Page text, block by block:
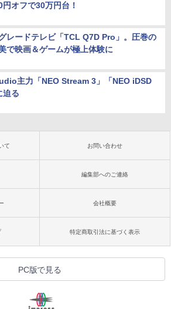
円オフで30万円台！
レードテレビ「TCL Q7D Pro」。圧巻の
で映画＆ゲームが極上体験に
主力「NEO Stream 3」「NEO iDSD
迫る
て お問い合わせ
編集部へのご連絡
会社概要
特定商取引法に基づく表示
PC版で見る